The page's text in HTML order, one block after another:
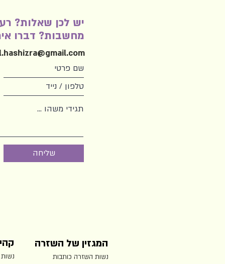
יש לכן שאלות?
מחשבות? דברו
שליחה
המגזין של השזרה
נשות השזרה כותבות